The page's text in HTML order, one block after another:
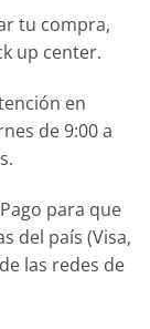
tu compra,
up center.
en
de 9:00 a
para que
del país (Visa,
las redes de